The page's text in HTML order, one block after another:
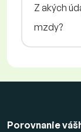
Z akých
mzdy?
Porovnanie